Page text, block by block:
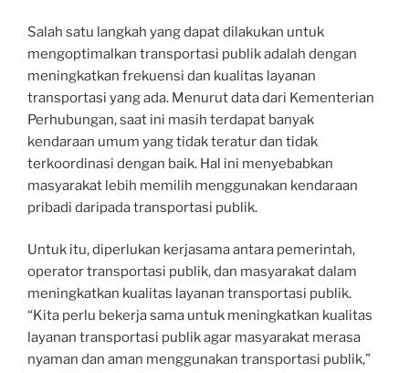
Salah satu langkah yang dapat dilakukan untuk
mengoptimalkan transportasi publik adalah dengan
meningkatkan frekuensi dan kualitas layanan
transportasi yang ada. Menurut data dari Kementerian
Perhubungan, saat ini masih terdapat banyak
kendaraan umum yang tidak teratur dan tidak
terkoordinasi dengan baik. Hal ini menyebabkan
masyarakat lebih memilih menggunakan kendaraan
pribadi daripada transportasi publik.
Untuk itu, diperlukan kerjasama antara pemerintah,
operator transportasi publik, dan masyarakat dalam
meningkatkan kualitas layanan transportasi publik.
“Kita perlu bekerja sama untuk meningkatkan kualitas
layanan transportasi publik agar masyarakat merasa
nyaman dan aman menggunakan transportasi publik,”